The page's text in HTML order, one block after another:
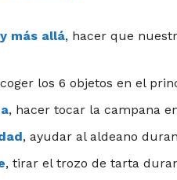
más allá, hacer que
los 6 objetos en el
, hacer tocar la campana
, ayudar al aldeano
, tirar el trozo de tarta